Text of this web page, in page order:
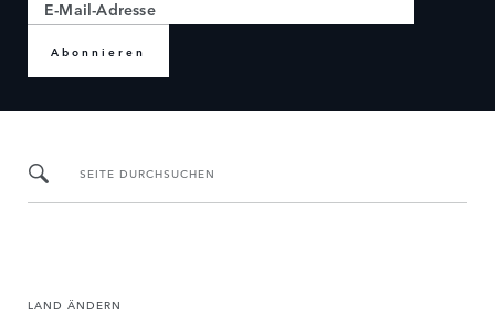
Abonnieren
SEITE DURCHSUCHEN
LAND ÄNDERN